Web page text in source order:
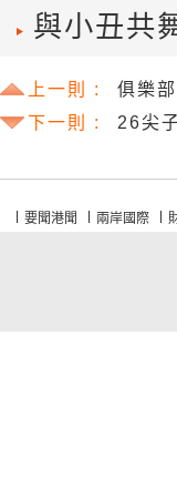
與小丑共
上一則 :
俱樂
下一則 :
26尖
要聞港聞 兩岸國際